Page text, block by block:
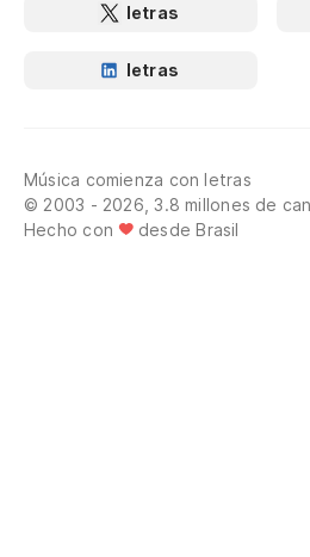
letras
letras
Música comienza con letras
© 2003 - 2026, 3.8 millones de
Hecho con
desde Brasil